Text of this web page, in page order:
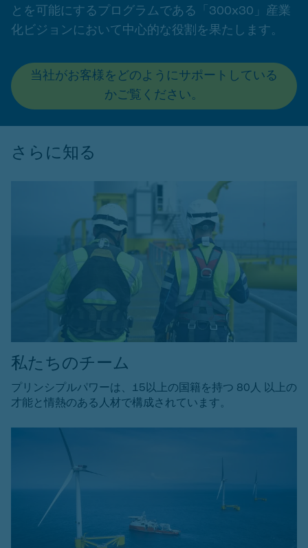
とを可能にするプログラムである「300x30」産業
化ビジョンにおいて中心的な役割を果たします。
当社がお客様をどのようにサポートしている
かご覧ください。
さらに知る
私たちのチーム
プリンシプルパワーは、15以上の国籍を持つ 80人 以上の
才能と情熱のある人材で構成されています。